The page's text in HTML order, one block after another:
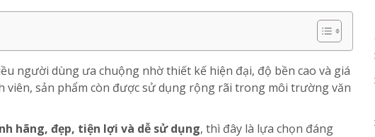
người dùng ưa chuộng nhờ thiết kế hiện đại, độ bền cao và giá
viên, sản phẩm còn được sử dụng rộng rãi trong môi trường văn
hãng, đẹp, tiện lợi và dễ sử dụng, thì đây là lựa chọn đáng